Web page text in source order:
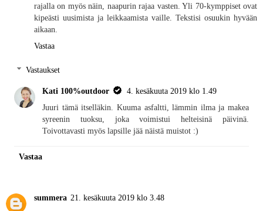
rajalla on myös näin, naapurin rajaa vasten. Yli 70-kymppiset ovat
kipeästi uusimista ja leikkaamista vaille. Tekstisi osuukin hyvään
aikaan.
Vastaa
Vastaukset
Kati 100%outdoor
4. kesäkuuta 2019 klo 1.49
Juuri tämä itselläkin. Kuuma asfaltti, lämmin ilma ja makea
syreenin tuoksu, joka voimistui helteisinä päivinä.
Toivottavasti myös lapsille jää näistä muistot :)
Vastaa
summera 21. kesäkuuta 2019 klo 3.48